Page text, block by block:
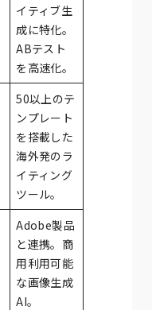
イティブ生
成に特化。
ABテスト
を高速化。
50以上のテ
ンプレート
を搭載した
海外発のラ
イティング
ツール。
Adobe製品
と連携。商
用利用可能
な画像生成
AI。